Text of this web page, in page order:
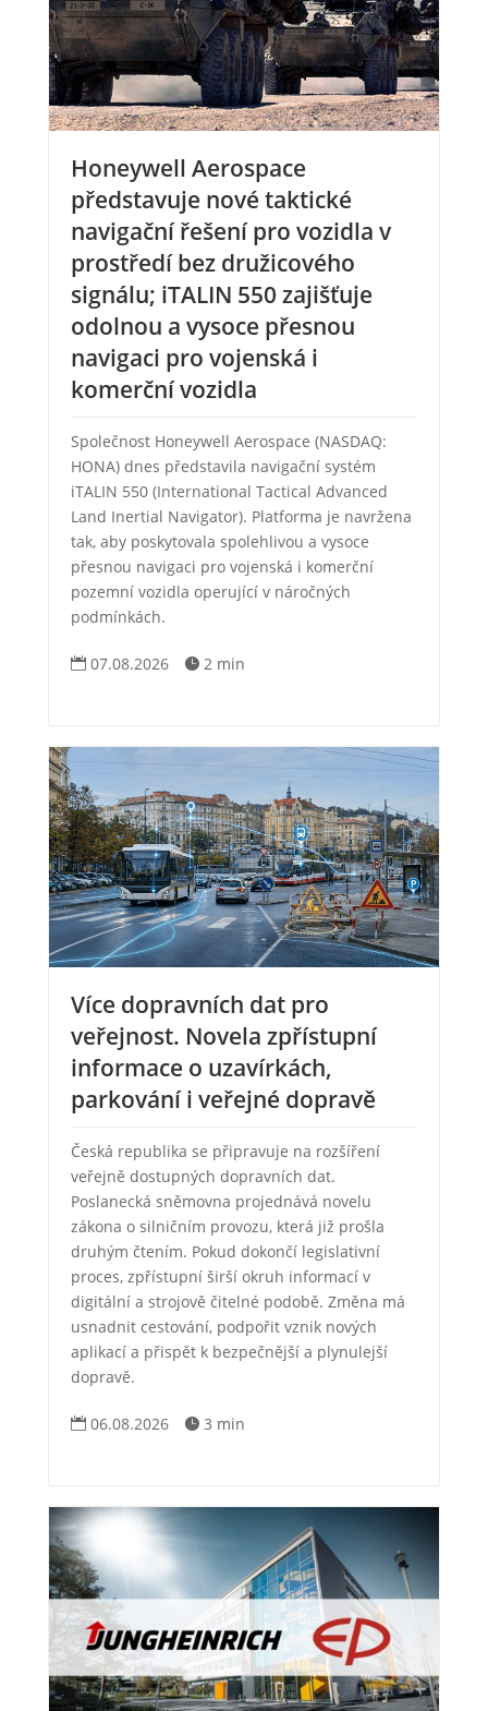
Honeywell Aerospace
představuje nové taktické
navigační řešení pro vozidla v
prostředí bez družicového
signálu; iTALIN 550 zajišťuje
odolnou a vysoce přesnou
navigaci pro vojenská i
komerční vozidla
Společnost Honeywell Aerospace (NASDAQ:
HONA) dnes představila navigační systém
iTALIN 550 (International Tactical Advanced
Land Inertial Navigator). Platforma je navržena
tak, aby poskytovala spolehlivou a vysoce
přesnou navigaci pro vojenská i komerční
pozemní vozidla operující v náročných
podmínkách.
 07.08.2026  2 min
Více dopravních dat pro
veřejnost. Novela zpřístupní
informace o uzavírkách,
parkování i veřejné dopravě
Česká republika se připravuje na rozšíření
veřejně dostupných dopravních dat.
Poslanecká sněmovna projednává novelu
zákona o silničním provozu, která již prošla
druhým čtením. Pokud dokončí legislativní
proces, zpřístupní širší okruh informací v
digitální a strojově čitelné podobě. Změna má
usnadnit cestování, podpořit vznik nových
aplikací a přispět k bezpečnější a plynulejší
dopravě.
 06.08.2026  3 min